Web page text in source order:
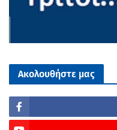
Ακολουθήστε μας